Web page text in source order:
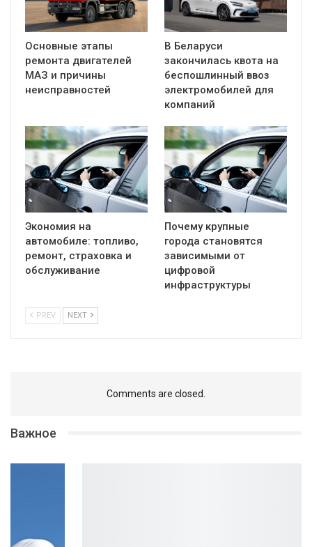
Основные этапы
ремонта двигателей
МАЗ и причины
неисправностей
В Беларуси
закончилась квота на
беспошлинный ввоз
электромобилей для
компаний
Экономия на
автомобиле: топливо,
ремонт, страховка и
обслуживание
Почему крупные
города становятся
зависимыми от
цифровой
инфраструктуры
PREV NEXT
Comments are closed.
Важное